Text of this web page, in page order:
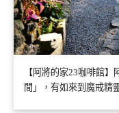
【阿將的家23咖啡館
間」，有如來到魔戒精